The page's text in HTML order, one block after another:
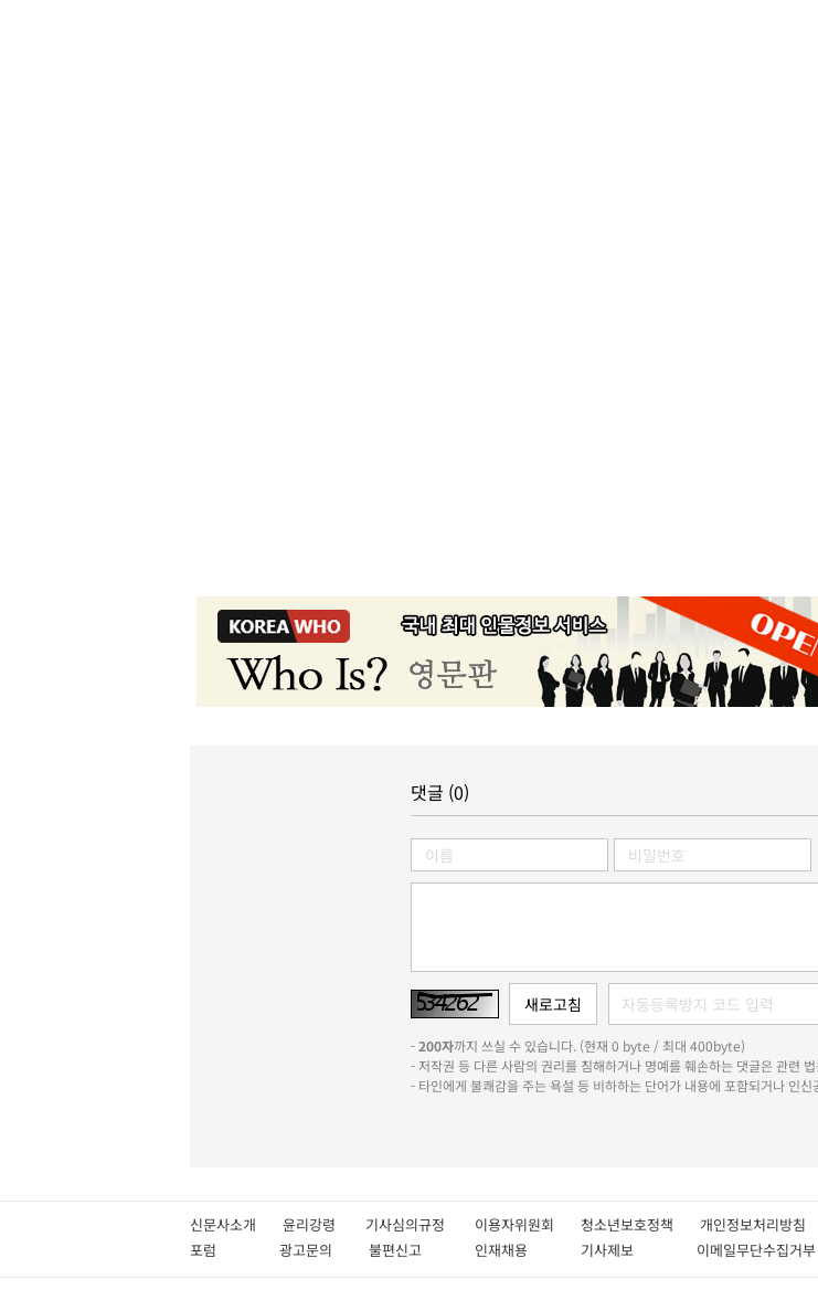
댓글 (0)
-200자까지 쓰실 수 있습니다. (현재 0 byte / 최대 400byte)
- 저작권 등 다른 사람의 권리를 침해하거나 명예를 훼손하는 댓글은 관련
- 타인에게 불쾌감을 주는 욕설 등 비하하는 단어가 내용에 포함되거나 인
신문사소개 윤리강령 기사심의규정 이용자위원회 청소년보호정책 개인정보처리
포럼
광고문의 불편신고 인재채용 기사제보 이메일무단수집거부